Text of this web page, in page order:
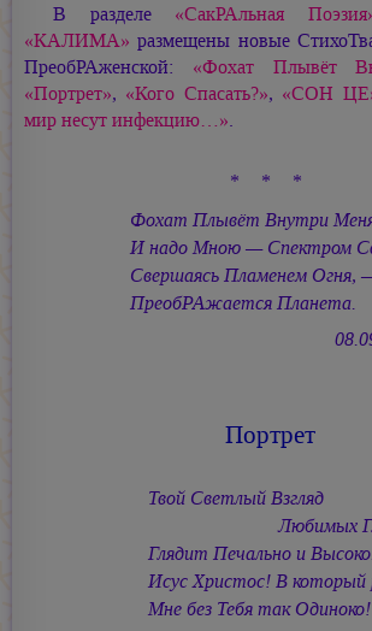
В разделе «СакРАльная
«КАЛИМА» размещены новые
ПреобРАженской: «Фохат Плывёт
«Портрет», «Кого Спасать?», «СОН
мир несут инфекцию…».
* * *
Фохат Плывёт Внутри
И надо Мною — Спектром
Свершаясь Пламенем Огня,
ПреобРАжается Планета.
Портрет
Твой Светлый Взгляд
Любимых
Глядит Печально и
Исус Христос! В который
Мне без Тебя так Одиноко!